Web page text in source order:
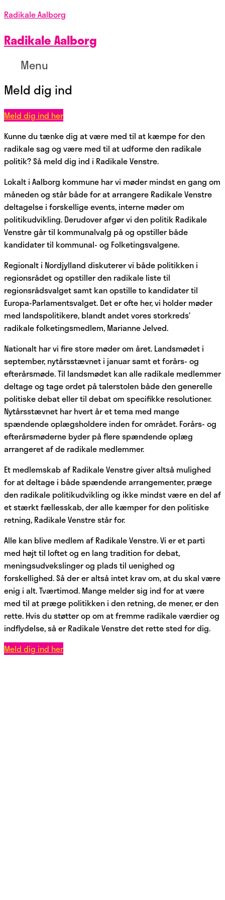
Radikale Aalborg
Radikale Aalborg
Menu
Meld dig ind
Meld dig ind her
Kunne du tænke dig at være med til at kæmpe for den
radikale sag og være med til at udforme den radikale
politik? Så meld dig ind i Radikale Venstre.
Lokalt i Aalborg kommune har vi møder mindst en gang om
måneden og står både for at arrangere Radikale Venstre
deltagelse i forskellige events, interne møder om
politikudvikling. Derudover afgør vi den politik Radikale
Venstre går til kommunalvalg på og opstiller både
kandidater til kommunal- og Folketingsvalgene.
Regionalt i Nordjylland diskuterer vi både politikken i
regionsrådet og opstiller den radikale liste til
regionsrådsvalget samt kan opstille to kandidater til
Europa-Parlamentsvalget. Det er ofte her, vi holder møder
med landspolitikere, blandt andet vores storkreds’
radikale folketingsmedlem, Marianne Jelved.
Nationalt har vi fire store møder om året. Landsmødet i
september, nytårsstævnet i januar samt et forårs- og
efterårsmøde. Til landsmødet kan alle radikale medlemmer
deltage og tage ordet på talerstolen både den generelle
politiske debat eller til debat om specifikke resolutioner.
Nytårsstævnet har hvert år et tema med mange
spændende oplægsholdere inden for området. Forårs- og
efterårsmøderne byder på flere spændende oplæg
arrangeret af de radikale medlemmer.
Et medlemskab af Radikale Venstre giver altså mulighed
for at deltage i både spændende arrangementer, præge
den radikale politikudvikling og ikke mindst være en del af
et stærkt fællesskab, der alle kæmper for den politiske
retning, Radikale Venstre står for.
Alle kan blive medlem af Radikale Venstre. Vi er et parti
med højt til loftet og en lang tradition for debat,
meningsudvekslinger og plads til uenighed og
forskellighed. Så der er altså intet krav om, at du skal være
enig i alt. Tværtimod. Mange melder sig ind for at være
med til at præge politikken i den retning, de mener, er den
rette. Hvis du støtter op om at fremme radikale værdier og
indflydelse, så er Radikale Venstre det rette sted for dig.
Meld dig ind her